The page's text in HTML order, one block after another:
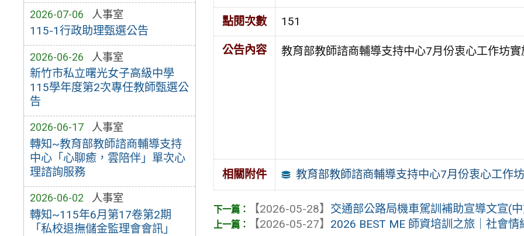
2026-07-06 人事室
115-1行政助理甄選公告
2026-06-26 人事室
新竹市私立曙光女子高級中學
115學年度第2次專任教師甄選公
告
2026-06-17 人事室
轉知~教育部教師諮商輔導支持
中心「心聊癒，雲陪伴」單次心
理諮詢服務
2026-06-02 人事室
轉知~115年6月第17卷第2期
「私校退撫儲金監理會會訊」
點閱次數 151
公告內容 教育部教師諮商輔導支持中心7月份衷心工作坊實
相關附件 教育部教師諮商輔導支持中心7月份衷心工作
【2026-05-28】 交通部公路局機車駕訓補助宣導文宣(
【2026-05-27】 2026 BEST ME 師資培訓之旅｜社會